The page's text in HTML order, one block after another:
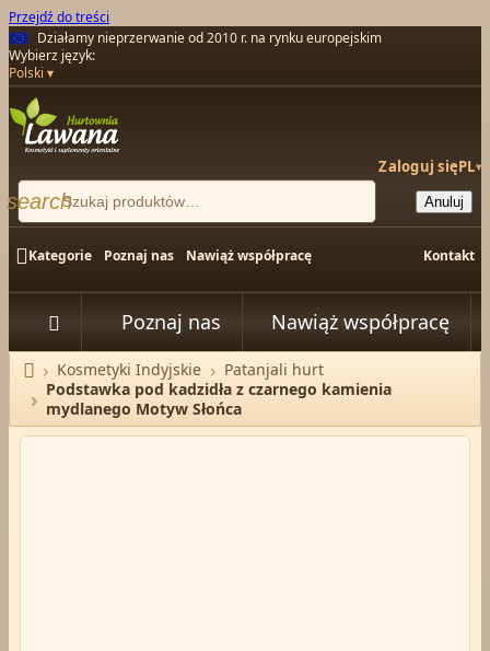
Przejdź do treści
Działamy nieprzerwanie od 2010 r. na rynku europejskim
Wybierz język:
Polski
Zaloguj sięPL▾
search Anuluj
Kategorie Poznaj nas Nawiąż współpracę Kontakt
 Poznaj nas Nawiąż współpracę

Strona główna
Kosmetyki Indyjskie
Patanjali hurt
Podstawka pod kadzidła z czarnego kamienia
mydlanego Motyw Słońca